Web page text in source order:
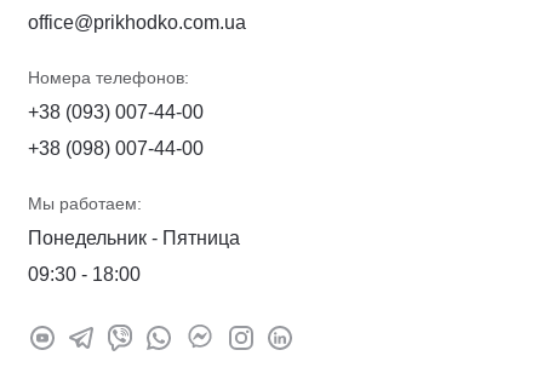
office@prikhodko.com.ua
Номера телефонов:
+38 (093) 007-44-00
+38 (098) 007-44-00
Мы работаем:
Понедельник - Пятница
09:30 - 18:00